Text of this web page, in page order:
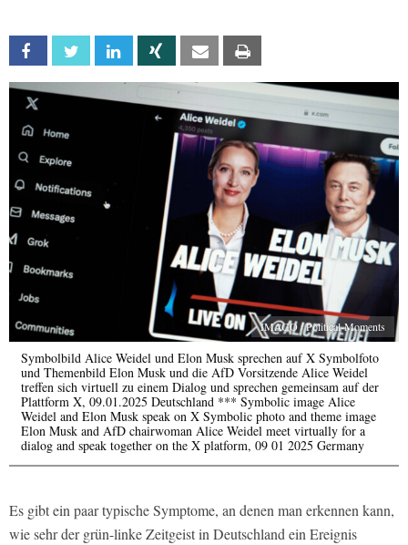
Facebook Twitter Linkedin Xing Email
IMAGO / Political-Moments
Symbolbild Alice Weidel und Elon Musk sprechen auf X Symbolfoto
und Themenbild Elon Musk und die AfD Vorsitzende Alice Weidel
treffen sich virtuell zu einem Dialog und sprechen gemeinsam auf der
Plattform X, 09.01.2025 Deutschland *** Symbolic image Alice
Weidel and Elon Musk speak on X Symbolic photo and theme image
Elon Musk and AfD chairwoman Alice Weidel meet virtually for a
dialog and speak together on the X platform, 09 01 2025 Germany
Es gibt ein paar typische Symptome, an denen man erkennen kann,
wie sehr der grün-linke Zeitgeist in Deutschland ein Ereignis